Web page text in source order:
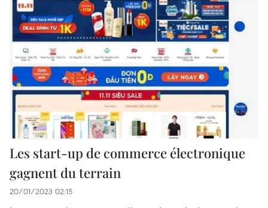
Les start-up de commerce électronique
gagnent du terrain
20/01/2023 02:15